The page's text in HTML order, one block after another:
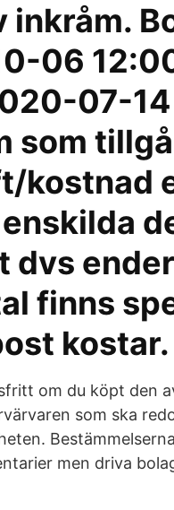
inkråm.
06
07-
som
kostnad
finns
kostar.
om du köpt den
som ska
men driva